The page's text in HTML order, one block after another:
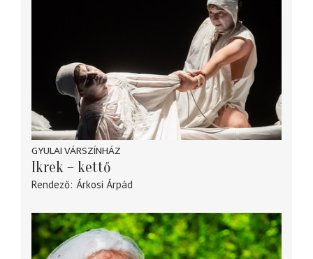
GYULAI VÁRSZÍNHÁZ
Ikrek – kettő
Rendező Árkosi Árpád